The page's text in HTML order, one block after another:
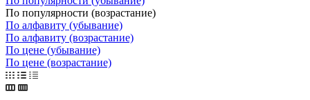
По популярности (возрастание)
По алфавиту (убывание)
По алфавиту (возрастание)
По цене (убывание)
По цене (возрастание)